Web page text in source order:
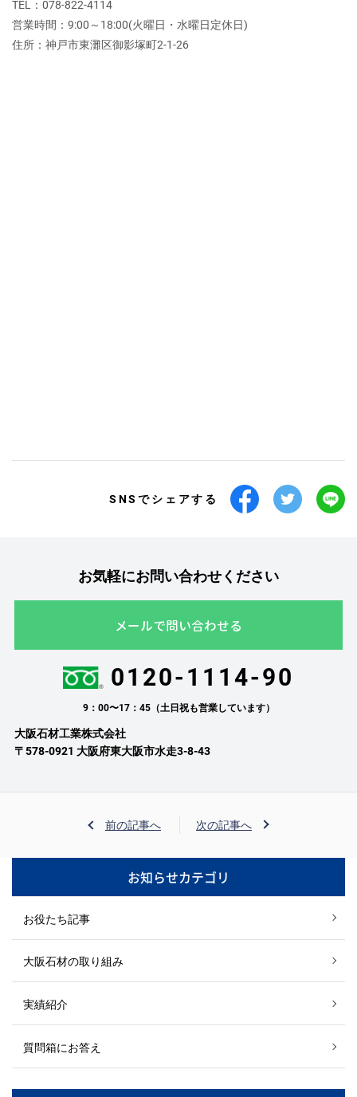
TEL：078-822-4114
営業時間：9:00～18:00(火曜日・水曜日定休日)
住所：神戸市東灘区御影塚町2‐1‐26
SNSでシェアする
お気軽にお問い合わせください
メールで問い合わせる
0120-1114-90
9：00〜17：45（土日祝も営業しています）
大阪石材工業株式会社
〒578-0921 大阪府東大阪市水走3-8-43
前の記事へ 次の記事へ
お知らせカテゴリ
お役たち記事
大阪石材の取り組み
実績紹介
質問箱にお答え